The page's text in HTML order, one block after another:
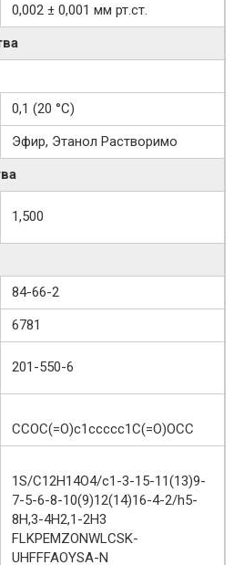
0,002 ± 0,001 мм рт.ст.
0,1 (20 °C)
Эфир, Этанол Растворимо
1,500
84-66-2
6781
201-550-6
CCOC(=O)c1ccccc1C(=O)OCC
1S/C12H14O4/c1-3-15-11(13)9-
7-5-6-8-10(9)12(14)16-4-2/h5-
8H,3-4H2,1-2H3
FLKPEMZONWLCSK-
UHFFFAOYSA-N